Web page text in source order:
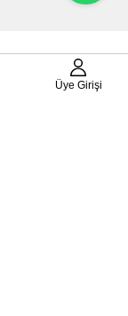
Üye Girişi